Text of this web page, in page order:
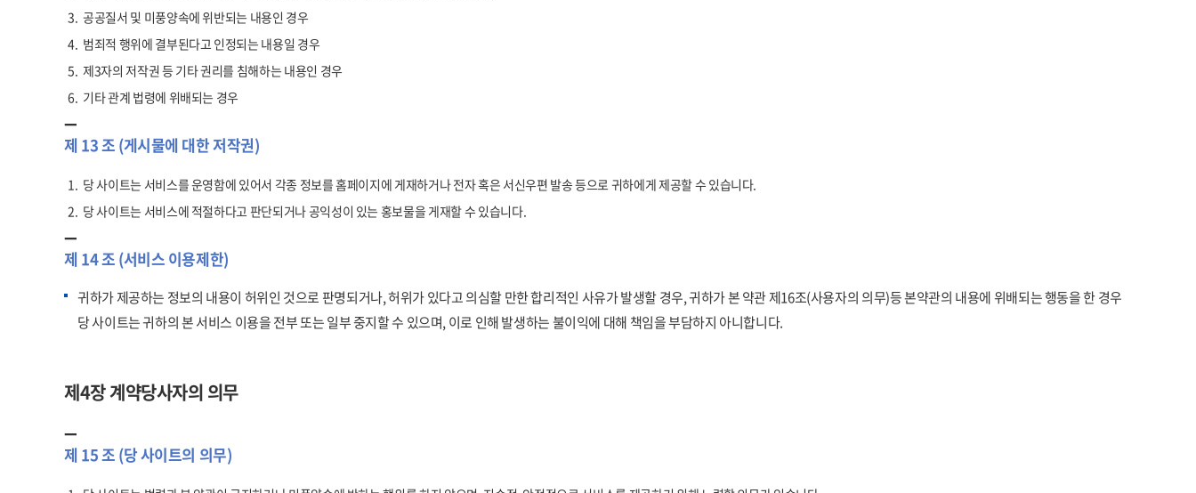
3. 공공질서 및 미풍양속에 위반되는 내용인 경우
4. 범죄적 행위에 결부된다고 인정되는 내용일 경우
5. 제3자의 저작권 등 기타 권리를 침해하는 내용인 경우
6. 기타 관계 법령에 위배되는 경우
제 13 조 (게시물에 대한 저작권)
1. 당 사이트는 서비스를 운영함에 있어서 각종 정보를 홈페이지에 게재하거나 전자 혹은 서신우편 발송 등으로 귀하에게 제공할 수 있습니다.
2. 당 사이트는 서비스에 적절하다고 판단되거나 공익성이 있는 홍보물을 게재할 수 있습니다.
제 14 조 (서비스 이용제한)
귀하가 제공하는 정보의 내용이 허위인 것으로 판명되거나, 허위가 있다고 의심할 만한 합리적인 사유가 발생할 경우, 귀하가 본 약관 제16조(사용자의 의무)등 본약관의 내용에 위배되는 행동을 한 경우
당 사이트는 귀하의 본 서비스 이용을 전부 또는 일부 중지할 수 있으며, 이로 인해 발생하는 불이익에 대해 책임을 부담하지 아니합니다.
제4장 계약당사자의 의무
제 15 조 (당 사이트의 의무)